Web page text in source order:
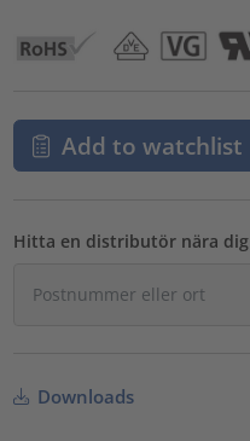
Add to watchlist
Hitta en distributör nära dig
Downloads